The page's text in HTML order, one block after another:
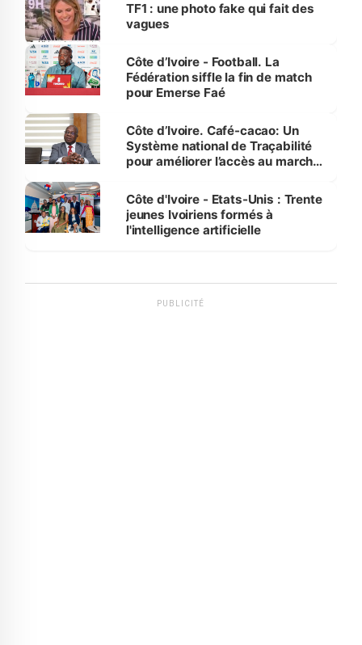
TF1 : une photo fake qui fait des
vagues
Côte d’Ivoire - Football. La
Fédération siffle la fin de match
pour Emerse Faé
Côte d’Ivoire. Café-cacao: Un
Système national de Traçabilité
pour améliorer l’accès au marché
Côte d'Ivoire - Etats-Unis : Trente
jeunes Ivoiriens formés à
l'intelligence artificielle
PUBLICITÉ